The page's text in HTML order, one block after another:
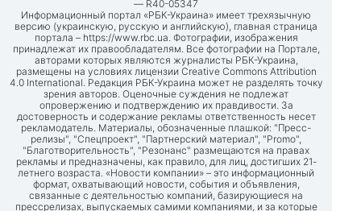
— R40-05347
Информационный портал «РБК-Украина» имеет трехязычную
версию (украинскую, русскую и английскую), главная страница
портала – https://www.rbc.ua. Фотографии, изображения
принадлежат их правообладателям. Все фотографии на Портале,
авторами которых являются журналисты РБК-Украина,
размещены на условиях лицензии Creative Commons Attribution
4.0 International. Редакция РБК-Украина может не разделять точку
зрения авторов. Оценочные суждения не подлежат
опровержению и подтверждению их правдивости. За
достоверность и содержание рекламы ответственность несет
рекламодатель. Материалы, обозначенные плашкой: "Пресс-
релизы", "Спецпроект", "Партнерский материал", "Promo",
"Благотворительность", "Резонанс" размещаются на правах
рекламы и предназначены, как правило, для лиц, достигших 21-
летнего возраста. «Новости компании» – это информационный
формат, охватывающий новости, события и объявления,
связанные с деятельностью компаний, базирующиеся на
прессрелизах, выпускаемых самими компаниями, и за которые